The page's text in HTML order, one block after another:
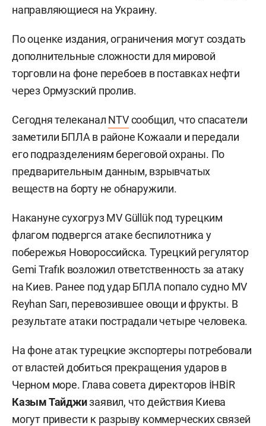
направляющиеся на Украину.
По оценке издания, ограничения могут создать
дополнительные сложности для мировой
торговли на фоне перебоев в поставках нефти
через Ормузский пролив.
Сегодня телеканал NTVсообщил, что спасатели
заметили БПЛА в районе Кожаали и передали
его подразделениям береговой охраны. По
предварительным данным, взрывчатых
веществ на борту не обнаружили.
Накануне сухогруз MV Güllük под турецким
флагом подвергся атаке беспилотника у
побережья Новороссийска. Турецкий регулятор
Gemi Trafık возложил ответственность за атаку
на Киев. Ранее под удар БПЛА попало судно MV
Reyhan Sarı, перевозившее овощи и фрукты. В
результате атаки пострадали четыре человека.
На фоне атак турецкие экспортеры потребовали
от властей добиться прекращения ударов в
Черном море. Глава совета директоров İHBİR
Казым Тайджизаявил, что действия Киева
могут привести к разрыву коммерческих связей